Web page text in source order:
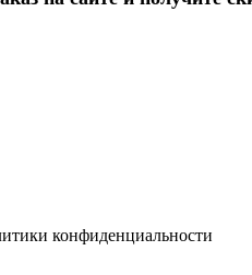
конфиденциальности